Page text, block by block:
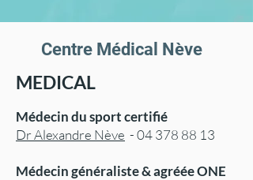
Centre Médical Nève
MEDICAL
Médecin du sport certifié
Dr Alexandre Nève -04 378 88 13
Médecin généraliste & agréée ONE